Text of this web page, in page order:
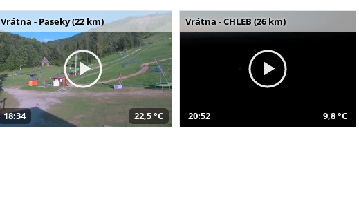
Vrátna - Paseky (22 km)
18:34 22,5 °C
Vrátna - CHLEB (26 km)
20:52 9,8 °C